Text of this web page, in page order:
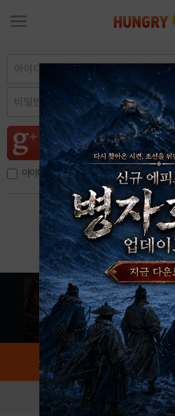
아이디, 이메일 저장
아이디 / 비밀번호 찾기
로그인 PC버전